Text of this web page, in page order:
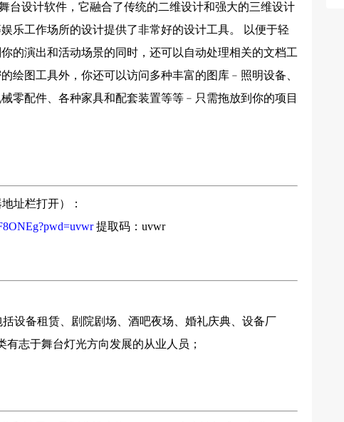
台设计软件，它融合了传统的二维设计和强大的三维设计
乐工作场所的设计提供了非常好的设计工具。 以便于轻
的演出和活动场景的同时，还可以自动处理相关的文档工
绘图工具外，你还可以访问多种丰富的图库﹣照明设备、
零配件、各种家具和配套装置等等﹣只需拖放到你的项目
址栏打开）：
提取码：uvwr
设备租赁、剧院剧场、酒吧夜场、婚礼庆典、设备厂
志于舞台灯光方向发展的从业人员；